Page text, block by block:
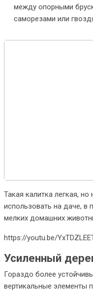
между опорными
саморезами или
Такая калитка легкая,
использовать на даче, в
мелких домашних
https://youtu.be/
Усиленный
Гораздо более
вертикальные элементы